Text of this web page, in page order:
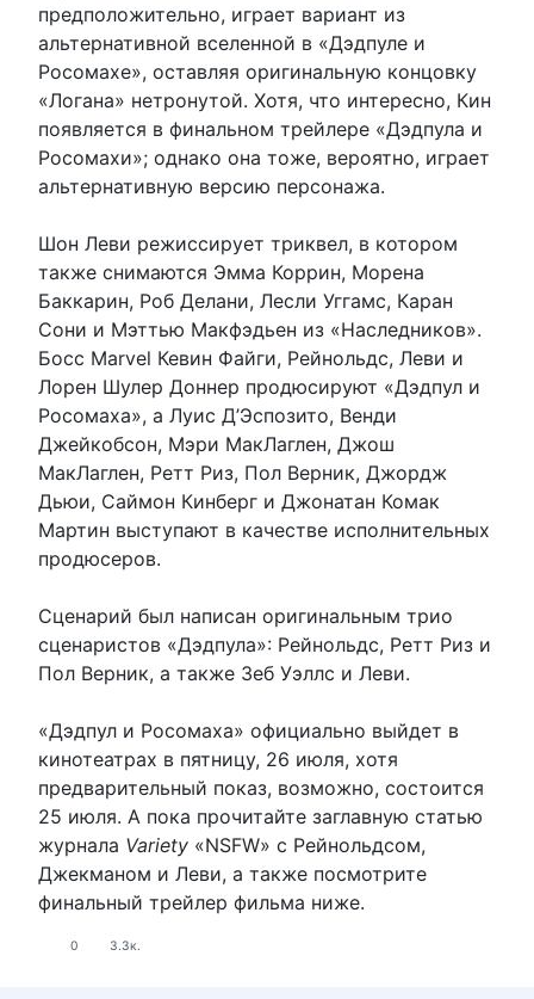
предположительно, играет вариант из
альтернативной вселенной в «Дэдпуле и
Росомахе», оставляя оригинальную концовку
«Логана» нетронутой. Хотя, что интересно, Кин
появляется в финальном трейлере «Дэдпула и
Росомахи»; однако она тоже, вероятно, играет
альтернативную версию персонажа.
Шон Леви режиссирует триквел, в котором
также снимаются Эмма Коррин, Морена
Баккарин, Роб Делани, Лесли Уггамс, Каран
Сони и Мэттью Макфэдьен из «Наследников».
Босс Marvel Кевин Файги, Рейнольдс, Леви и
Лорен Шулер Доннер продюсируют «Дэдпул и
Росомаха», а Луис Д’Эспозито, Венди
Джейкобсон, Мэри МакЛаглен, Джош
МакЛаглен, Ретт Риз, Пол Верник, Джордж
Дьюи, Саймон Кинберг и Джонатан Комак
Мартин выступают в качестве исполнительных
продюсеров.
Сценарий был написан оригинальным трио
сценаристов «Дэдпула»: Рейнольдс, Ретт Риз и
Пол Верник, а также Зеб Уэллс и Леви.
«Дэдпул и Росомаха» официально выйдет в
кинотеатрах в пятницу, 26 июля, хотя
предварительный показ, возможно, состоится
25 июля. А пока прочитайте заглавную статью
журнала Variety «NSFW» с Рейнольдсом,
Джекманом и Леви, а также посмотрите
финальный трейлер фильма ниже.
0 3.3к.